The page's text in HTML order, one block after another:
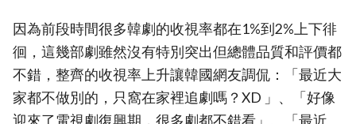
因為前段時間很多韓劇的收視率都在1%到2%上下徘
徊，這幾部劇雖然沒有特別突出但總體品質和評價都
不錯，整齊的收視率上升讓韓國網友調侃：「最近大
家都不做別的，只窩在家裡追劇嗎？XD 」、「好像
迎來了電視劇復興期，很多劇都不錯看」、「最近